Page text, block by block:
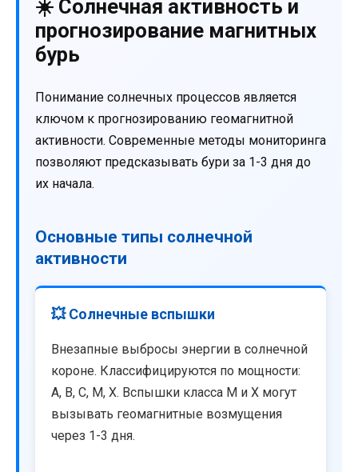
☀️ Солнечная активность и
прогнозирование магнитных
бурь
Понимание солнечных процессов является
ключом к прогнозированию геомагнитной
активности. Современные методы мониторинга
позволяют предсказывать бури за 1-3 дня до
их начала.
Основные типы солнечной
активности
💥 Солнечные вспышки
Внезапные выбросы энергии в солнечной
короне. Классифицируются по мощности:
A, B, C, M, X. Вспышки класса M и X могут
вызывать геомагнитные возмущения
через 1-3 дня.